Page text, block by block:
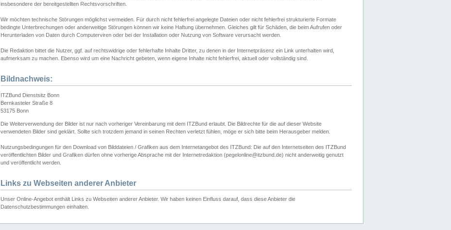
insbesondere der bereitgestellten Rechtsvorschriften.
Wir möchten technische Störungen möglichst vermeiden. Für durch nicht fehlerfrei angelegte Dateien oder nicht fehlerfrei strukturierte Formate
bedingte Unterbrechungen oder anderweitige Störungen können wir keine Haftung übernehmen. Gleiches gilt für Schäden, die beim Aufrufen oder
Herunterladen von Daten durch Computerviren oder bei der Installation oder Nutzung von Software verursacht werden.
Die Redaktion bittet die Nutzer, ggf. auf rechtswidrige oder fehlerhafte Inhalte Dritter, zu denen in der Internetpräsenz ein Link unterhalten wird,
aufmerksam zu machen. Ebenso wird um eine Nachricht gebeten, wenn eigene Inhalte nicht fehlerfrei, aktuell oder vollständig sind.
Bildnachweis:
ITZBund Dienstsitz Bonn
Bernkasteler Straße 8
53175 Bonn
Die Weiterverwendung der Bilder ist nur nach vorheriger Vereinbarung mit dem ITZBund erlaubt. Die Bildrechte für die auf dieser Website
verwendeten Bilder sind geklärt. Sollte sich trotzdem jemand in seinen Rechten verletzt fühlen, möge er sich bitte beim Herausgeber melden.
Nutzungsbedingungen für den Download von Bilddateien / Grafiken aus dem Internetangebot des ITZBund: Die auf den Internetseiten des ITZBund
veröffentlichten Bilder und Grafiken dürfen ohne vorherige Absprache mit der Internetredaktion (pegelonline@itzbund.de) nicht anderweitig genutzt
und veröffentlicht werden.
Links zu Webseiten anderer Anbieter
Unser Online-Angebot enthält Links zu Webseiten anderer Anbieter. Wir haben keinen Einfluss darauf, dass diese Anbieter die
Datenschutzbestimmungen einhalten.